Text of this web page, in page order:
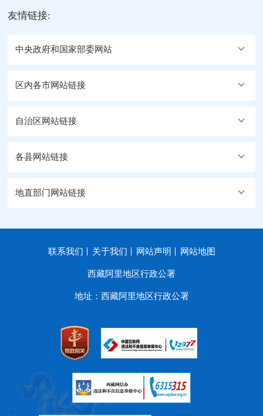
友情链接:
中央政府和国家部委网站
区内各市网站链接
自治区网站链接
各县网站链接
地直部门网站链接
联系我们 关于我们 网站声明 网站地图
西藏阿里地区行政公署
地址：西藏阿里地区行政公署